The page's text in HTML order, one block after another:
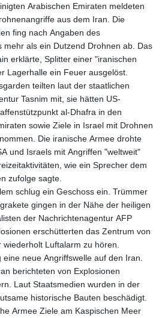
Arabischen Emiraten meldeten
aus dem Iran. Die
fing nach Angaben des
mehr als ein Dutzend Drohnen ab. Das
erklärte, Splitter einer "iranischen
Lagerhalle ein Feuer ausgelöst.
teilten laut der staatlichen
Tasnim mit, sie hätten US-
al-Dhafra in den
sowie Ziele in Israel mit Drohnen
Die iranische Armee drohte
und Israels mit Angriffen "weltweit"
wie ein Sprecher dem
zufolge sagte.
schlug ein Geschoss ein. Trümmer
gingen in der Nähe der heiligen
der Nachrichtenagentur AFP
Luftalarm zu hören.
neue Angriffswelle auf den Iran.
berichteten von Explosionen
Laut Staatsmedien wurden in der
historische Bauten beschädigt.
Armee Ziele am Kaspischen Meer